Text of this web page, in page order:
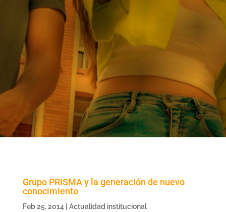
Grupo PRISMA y la generación de nuevo
conocimiento
Feb 25, 2014 | Actualidad institucional